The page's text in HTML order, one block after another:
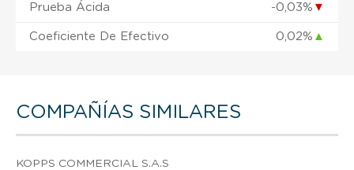
Prueba Ácida -0,03% ▼
Coeficiente De Efectivo 0,02% ▲
COMPAÑÍAS SIMILARES
KOPPS COMMERCIAL S.A.S